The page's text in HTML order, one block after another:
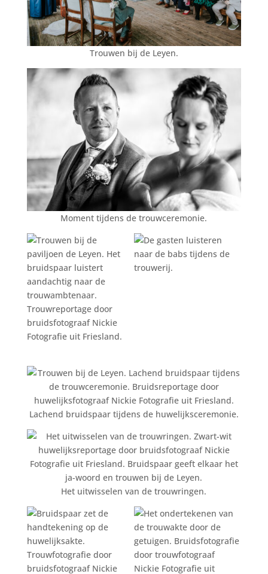
Trouwen bij de Leyen.
Moment tijdens de trouwceremonie.
Lachend bruidspaar tijdens de huwelijksceremonie.
Het uitwisselen van de trouwringen.